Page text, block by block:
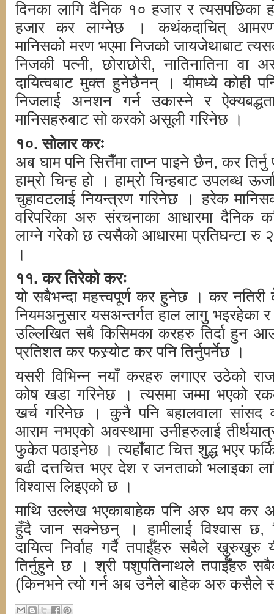
दिनका लागि दैनिक १० हजार र त्यसपछिका
हजार कर लाग्नेछ । कथंकदाचित्
मानिसको मरण भएमा निजको जायजेथाबाट
निजकी पत्नी, छोराछोरी, नातिनातिना वा
दायित्वबाट मुक्त हुनेछैनन् । यीमध्ये कोही
निजलाई अनशन गर्न उकास्ने र
मानिसहरुबाट सो करको असूली गरिनेछ ।
१०. सोलार करः
अब घाम पनि सित्तैँमा ताप्न पाइने छैन, कर
हाम्रो चिन्ह हो । हाम्रो चिन्हबाट उपलब्ध
चुहावटलाई नियन्त्रण गरिनेछ । हरेक
वरिपरिका अरु संरचनाका आधारमा दैनिक
लाग्ने गरेको छ त्यसैको आधारमा प्रतिघन्टा रु
।
११. कर तिरेको करः
यो सबैभन्दा महत्त्वपूर्ण कर हुनेछ । कर नतिरी
नियमअनुसार यसअन्तर्गत हाल लागु भइरहेका
उल्लिखित सबै किसिमका करहरु तिर्दा हुन
प्रतिशत कर फस्र्योट कर पनि तिर्नुपर्नेछ ।
यसरी विभिन्न नयाँ करहरु लगाएर उठेको
कोष खडा गरिनेछ । त्यसमा जम्मा भएको
खर्च गरिनेछ । कुनै पनि बहालवाला सांसद
आराम नभएको अवस्थामा उनीहरुलाई
फुकेत पठाइनेछ । त्यहाँबाट चित्त शुद्ध भएर
बढी दत्तचित्त भएर देश र जनताको भलाइका
विश्वास लिइएको छ ।
माथि उल्लेख भएकाबाहेक पनि अरु थप कर
हुँदै जान सक्नेछन् । हामीलाई विश्वास छ,
दायित्व निर्वाह गर्दै तपाईँहरु सबैले खुरुखुरु
तिर्नुहुने छ । श्री पशुपतिनाथले तपाईँहरु
(किनभने त्यो गर्न अब उनैले बाहेक अरु कसैले